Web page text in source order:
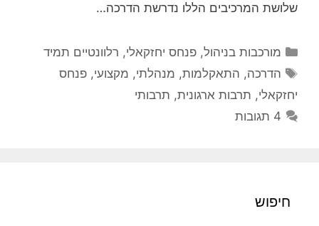
שלושת המרכיבים הללו נדרשת הדרכה…
קטגוריות
מורכבות בניהול,פנחס יחזקאלי, רלוונטיים תמיד
תגיות
הדרכה, התאקלמות, מנהלתי, מקצועי,פנחס
יחזקאלי, תרבות ארגונית, תרבותי
4 תגובות
חיפוש